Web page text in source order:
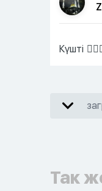
Күшті
Так